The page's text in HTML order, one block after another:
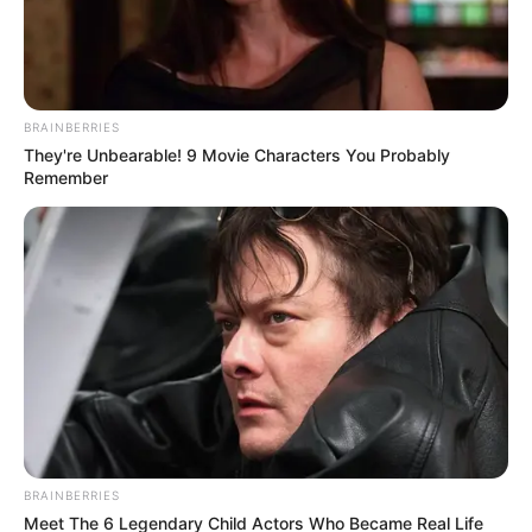
ΥΒΡΙΣ ΑΤΙΣ ΝΕΜΕΣΙΣ ΤΙΣΙΣ. Η
ΕΛΛΗΝΙΚΗ ΗΘΙΚΗ.
Εφημερίδες και ΜΜΕ που
χρηματοδοτούνται από τον
George Soros
Ο γιος μου Hunter !! Ξεκινάει τον
Σεπτέμβρη η προβολή της ταινίας...
Παρασκευή, 19 Αυγούστου 2022, 15:24
BRAINBERRIES
They're Unbearable! 9 Movie Characters You Probably
Remember
BRAINBERRIES
Meet The 6 Legendary Child Actors Who Became Real Life